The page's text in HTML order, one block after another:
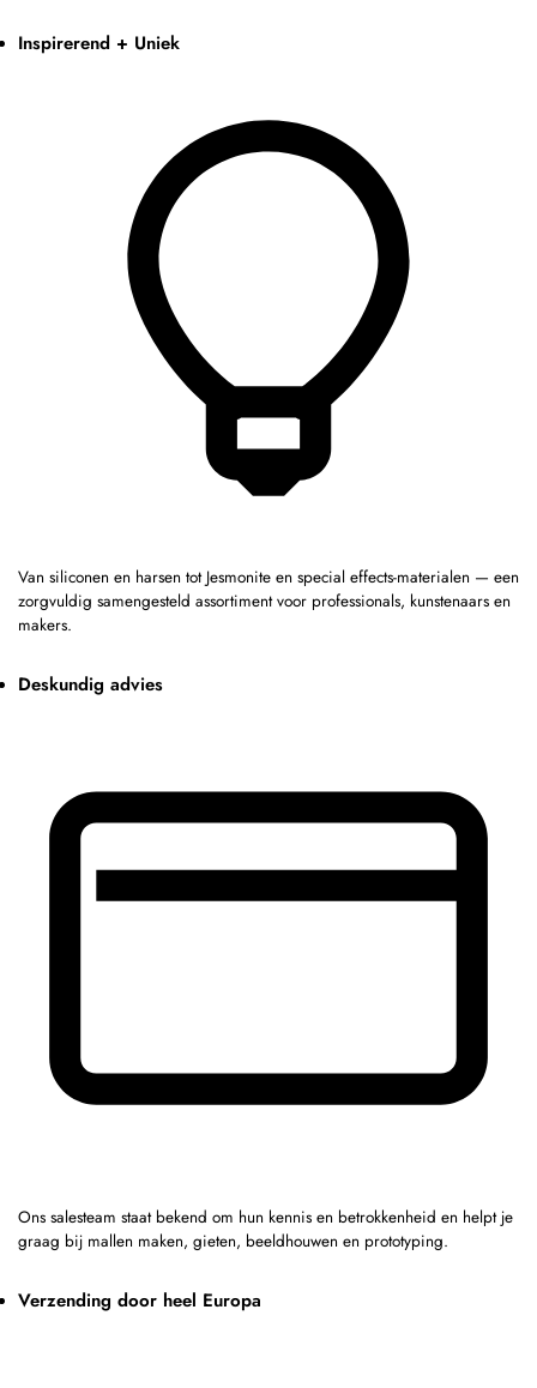
Inspirerend + Uniek
Van siliconen en harsen tot Jesmonite en special effects-materialen — een
zorgvuldig samengesteld assortiment voor professionals, kunstenaars en
makers.
Deskundig advies
Ons salesteam staat bekend om hun kennis en betrokkenheid en helpt je
graag bij mallen maken, gieten, beeldhouwen en prototyping.
Verzending door heel Europa